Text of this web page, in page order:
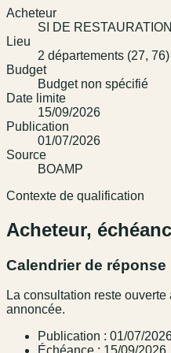
Acheteur
SI DE
Lieu
2 départements (27, 76)
Budget
Budget non spécifié
Date limite
15/09/2026
Publication
01/07/2026
Source
BOAMP
Contexte de qualification
Acheteur,
Calendrier de réponse
La consultation reste
annoncée.
Publication : 01/07/